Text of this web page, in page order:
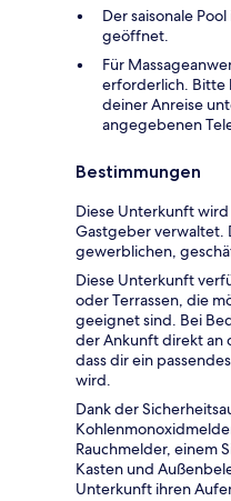
Der saisonale
geöffnet.
Für
erforderlich. Bitte
deiner Anreise
angegebenen
Bestimmungen
Diese Unterkunft
Gastgeber verwaltet.
gewerblichen,
Diese Unterkunft
oder Terrassen, die
geeignet sind. Bei
der Ankunft direkt an
dass dir ein
wird.
Dank der
Rauchmelder, einem
Kasten und
Unterkunft ihren